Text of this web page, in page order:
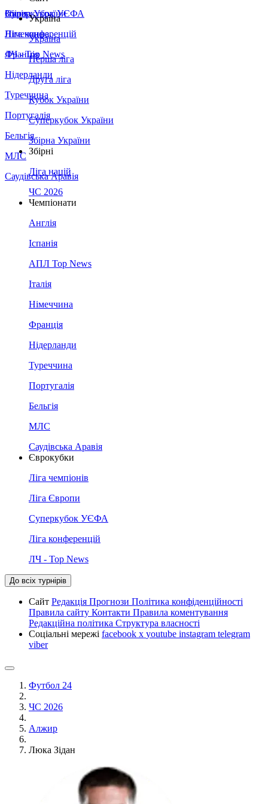
Збірна України
Італія
Німеччина
Франція
Нідерланди
Туреччина
Португалія
Бельгія
МЛС
Саудівська Аравія
Суперкубок УЄФА
Ліга конференцій
ЛЧ - Top News
Україна
Україна
Перша ліга
Друга ліга
Кубок України
Суперкубок України
Збірна України
Збірні
Ліга націй
ЧС 2026
Чемпіонати
Англія
Іспанія
АПЛ Top News
Італія
Німеччина
Франція
Нідерланди
Туреччина
Португалія
Бельгія
МЛС
Саудівська Аравія
Єврокубки
Ліга чемпіонів
Ліга Європи
Суперкубок УЄФА
Ліга конференцій
ЛЧ - Top News
До всіх турнірів
Сайт Редакція Прогнози Політика конфіденційності
Правила сайту Контакти Правила коментування
Редакційна політика Структура власності
Соціальні мережі facebook x youtube instagram telegram
viber
Футбол 24
ЧС 2026
Алжир
Люка Зідан